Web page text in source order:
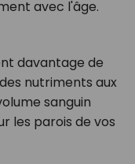
avec l'âge.
davantage de
nutriments aux
sanguin
les parois de vos